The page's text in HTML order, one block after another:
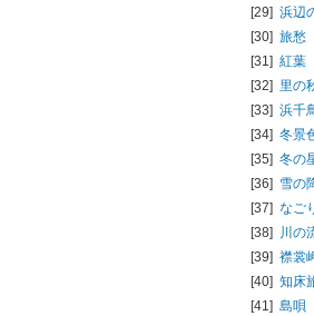
[29] 浜辺
[30] 旅愁
[31] 紅葉
[32] 里の
[33] 浜千
[34] 冬景
[35] 冬の
[36] 雪の
[37] なご
[38] 川の
[39] 襟裳
[40] 知床
[41] 島唄